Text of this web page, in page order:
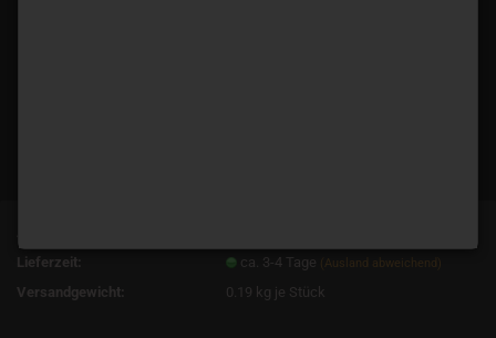
Lieferzeit:
ca. 3-4 Tage (Ausland abweichend)
Versandgewicht: 0.19 kg je Stück